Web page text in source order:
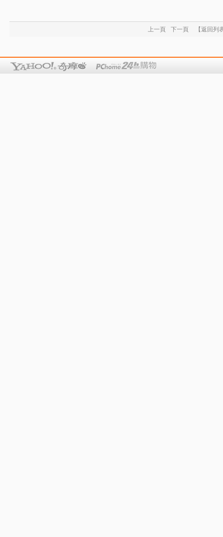
上一頁 下一頁 【返回列